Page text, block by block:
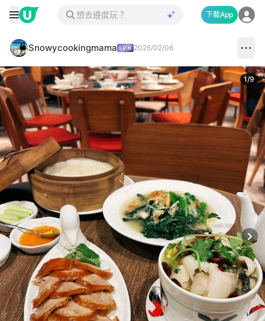
下載App
Snowycookingmama 2026/02/06
1/9